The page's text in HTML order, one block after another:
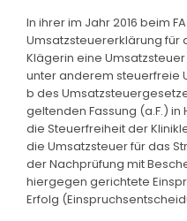
In ihrer im Jahr 2016 beim
Umsatzsteuererklärung für
Klägerin eine
unter anderem steuerfreie
b des
geltenden Fassung (a.F.) in
die Steuerfreiheit der
die Umsatzsteuer für das
der Nachprüfung mit
hiergegen gerichtete
Erfolg